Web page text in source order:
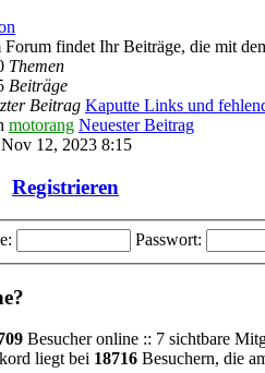
Forum findet Ihr Beiträge, die mit
Themen
Beiträge
Beitrag Kaputte Links und
motorang Neuester Beitrag
12, 2023 8:15
Registrieren
Passwort:
Besucher online :: 7 sichtbare
liegt bei 18716 Besuchern, die